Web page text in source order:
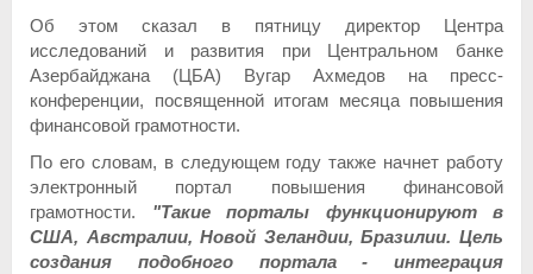
Об этом сказал в пятницу директор Центра
исследований и развития при Центральном банке
Азербайджана (ЦБА) Вугар Ахмедов на пресс-
конференции, посвященной итогам месяца повышения
финансовой грамотности.
По его словам, в следующем году также начнет работу
электронный портал повышения финансовой
грамотности. "Такие порталы функционируют в
США, Австралии, Новой Зеландии, Бразилии. Цель
создания подобного портала - интеграция